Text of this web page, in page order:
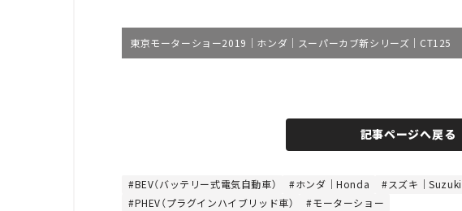
東京モーターショー2019｜ホンダ｜スーパーカブ新シリーズ｜CT125
4
記事ページへ戻る
BEV（バッテリー式電気自動車） ホンダ｜Honda スズキ｜Suzuki
PHEV（プラグインハイブリッド車）
モーターショー